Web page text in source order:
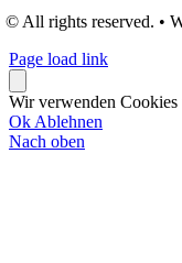
© All rights reserved. •
Page load link
Wir verwenden
Ok Ablehnen
Nach oben